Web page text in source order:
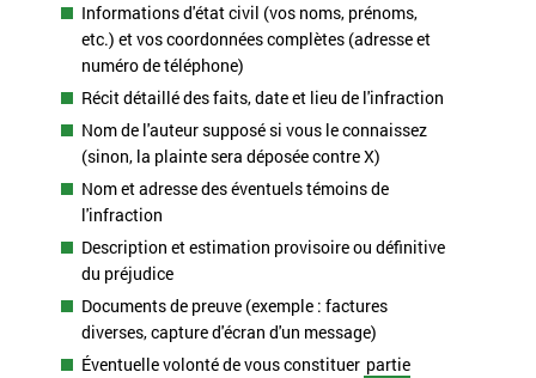
Informations d'état civil (vos noms, prénoms,
etc.) et vos coordonnées complètes (adresse et
numéro de téléphone)
Récit détaillé des faits, date et lieu de l'infraction
Nom de l'auteur supposé si vous le connaissez
(sinon, la plainte sera déposée contre X)
Nom et adresse des éventuels témoins de
l'infraction
Description et estimation provisoire ou définitive
du préjudice
Documents de preuve (exemple : factures
diverses, capture d'écran d'un message)
Éventuelle volonté de vous constituer partie